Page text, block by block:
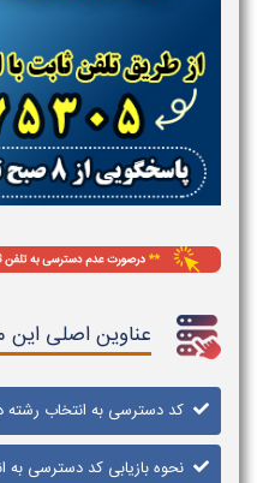
عناوین اصلی این
کد دسترسی به انتخاب رشته
نحوه بازیابی کد دسترسی به